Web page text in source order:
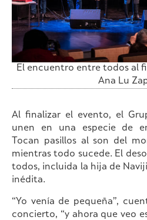
El encuentro entre todos al
Ana Lu
Al finalizar el evento, el
unen en una especie de
Tocan pasillos al son del
mientras todo sucede. El
todos, incluida la hija de
inédita.
“Yo venía de pequeña”,
concierto, “y ahora que veo